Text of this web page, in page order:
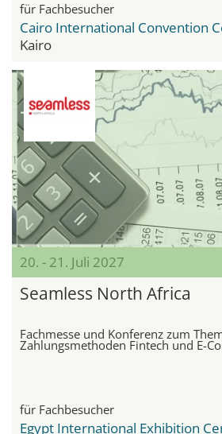
für Fachbesucher
Cairo International Convention
Kairo
20. - 21. Juli 2027
Seamless North Africa
Fachmesse und Konferenz zum
Zahlungsmethoden Fintech und E-
für Fachbesucher
Egypt International Exhibition